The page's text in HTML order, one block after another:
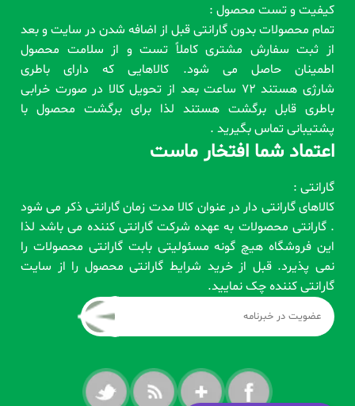
کیفیت و تست محصول :
تمام محصولات بدون گارانتی قبل از اضافه شدن در سایت و بعد
از ثبت سفارش مشتری کاملاً تست و از سلامت محصول
اطمینان حاصل می شود. کالاهایی که دارای باطری
شارژی هستند 72 ساعت بعد از تحویل کالا در صورت خرابی
باطری قابل برگشت هستند لذا برای برگشت محصول با
پشتیبانی تماس بگیرید .
اعتماد شما افتخار ماست
گارانتی :
کالاهای گارانتی دار در عنوان کالا مدت زمان گارانتی ذکر می شود
. گارانتی محصولات به عهده شرکت گارانتی کننده می باشد لذا
این فروشگاه هیچ گونه مسئولیتی بابت گارانتی محصولات را
نمی پذیرد. قبل از خرید شرایط گارانتی محصول را از سایت
گارانتی کننده چک نمایید.